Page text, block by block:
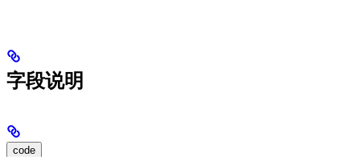
字段说明
code